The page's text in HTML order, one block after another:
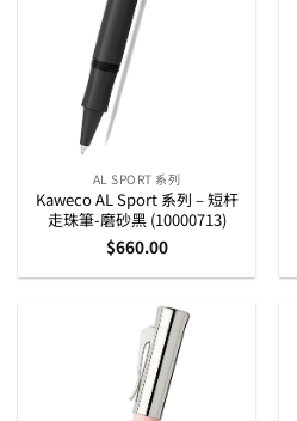
AL SPORT 系列
Kaweco AL Sport 系列 – 短杆
走珠筆-磨砂黑 (10000713)
$660.00